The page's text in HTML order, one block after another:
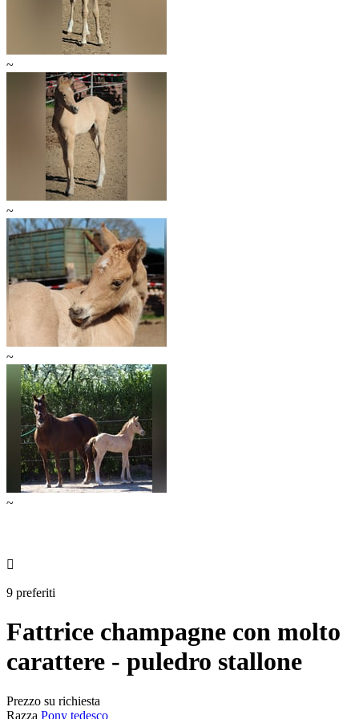
~
~
~
~

9 preferiti
Fattrice champagne con molto
carattere - puledro stallone
Prezzo su richiesta
Razza Pony tedesco